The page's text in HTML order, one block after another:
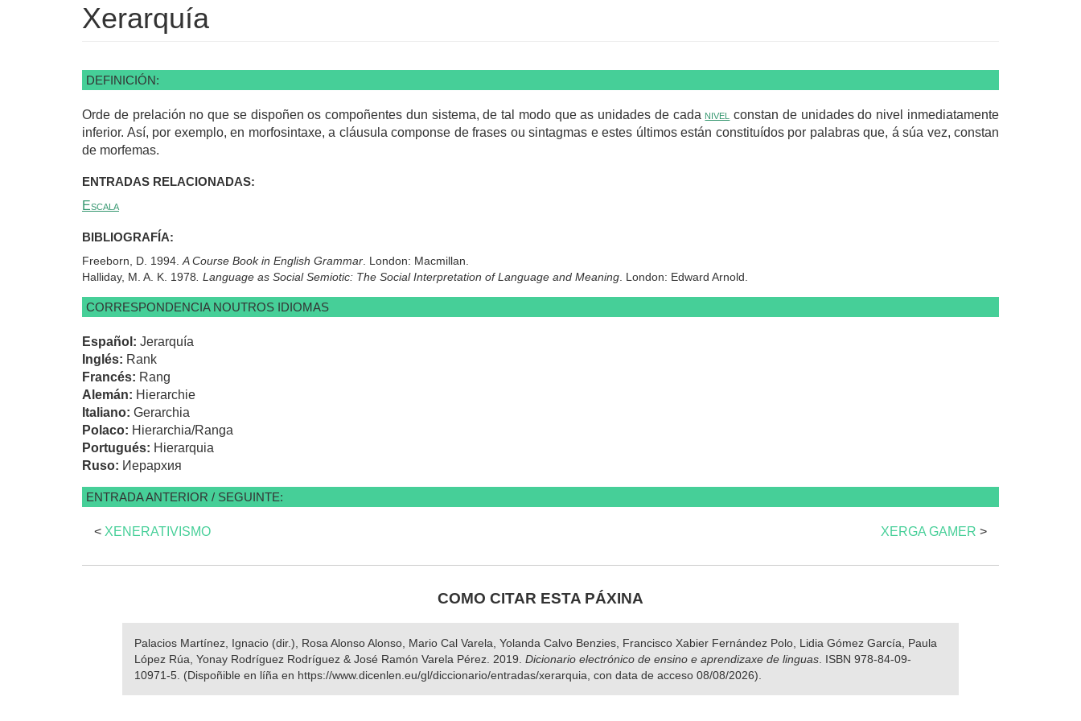
Xerarquía
DEFINICIÓN:
Orde de prelación no que se dispoñen os compoñentes dun sistema, de tal modo que as unidades de cada nivel constan de unidades do nivel inmediatamente
inferior. Así, por exemplo, en morfosintaxe, a cláusula componse de frases ou sintagmas e estes últimos están constituídos por palabras que, á súa vez, constan
de morfemas.
ENTRADAS RELACIONADAS:
Escala
BIBLIOGRAFÍA:
Freeborn, D. 1994. A Course Book in English Grammar . London: Macmillan.
Halliday, M. A. K. 1978 . Language as Social Semiotic: The Social Interpretation of Language and Meaning . London: Edward Arnold.
CORRESPONDENCIA NOUTROS IDIOMAS
Español: Jerarquía
Inglés: Rank
Francés: Rang
Alemán: Hierarchie
Italiano: Gerarchia
Polaco: Hierarchia/Ranga
Portugués: Hierarquia
Ruso: Иерархия
ENTRADA ANTERIOR / SEGUINTE:
< XENERATIVISMO XERGA GAMER >
COMO CITAR ESTA PÁXINA
Palacios Martínez, Ignacio (dir.), Rosa Alonso Alonso, Mario Cal Varela, Yolanda Calvo Benzies, Francisco Xabier Fernández Polo, Lidia Gómez García, Paula
López Rúa, Yonay Rodríguez Rodríguez & José Ramón Varela Pérez. 2019. Dicionario electrónico de ensino e aprendizaxe de linguas . ISBN 978-84-09-
10971-5. (Dispoñible en líña en https://www.dicenlen.eu/gl/diccionario/entradas/xerarquia, con data de acceso 08/08/2026).